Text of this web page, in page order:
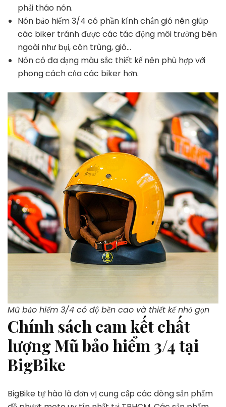
phải tháo nón.
Nón bảo hiểm 3/4 có phần kính chắn gió nên giúp
các biker tránh được các tác động môi trường bên
ngoài như bụi, côn trùng, gió…
Nón có đa dạng màu sắc thiết kế nên phù hợp với
phong cách của các biker hơn.
Mũ bảo hiểm 3/4 có độ bền cao và thiết kế nhỏ gọn
Chính sách cam kết chất
lượng Mũ bảo hiểm 3/4 tại
BigBike
BigBike tự hào là đơn vị cung cấp các dòng sản phẩm